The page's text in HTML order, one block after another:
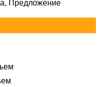
Предложение